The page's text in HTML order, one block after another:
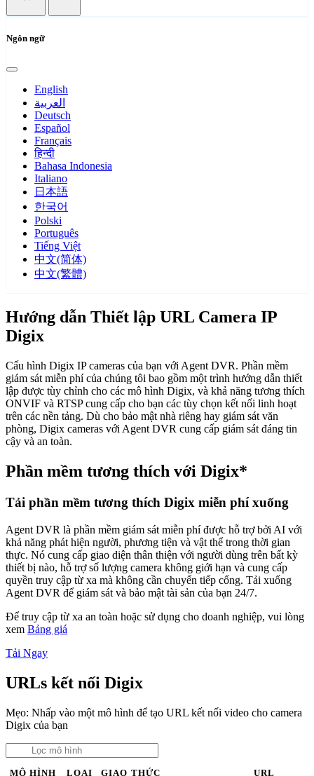
Ngôn ngữ
English
العربية
Deutsch
Español
Français
हिन्दी
Bahasa Indonesia
Italiano
日本語
한국어
Polski
Português
Tiếng Việt
中文(简体)
中文(繁體)
Hướng dẫn Thiết lập URL Camera IP
Digix
Cấu hình Digix IP cameras của bạn với Agent DVR. Phần mềm
giám sát miễn phí của chúng tôi bao gồm một trình hướng dẫn thiết
lập được tùy chỉnh cho các mô hình Digix, và khả năng tương thích
ONVIF và RTSP cung cấp cho bạn các tùy chọn kết nối linh hoạt
trên các nền tảng. Dù cho bảo mật nhà riêng hay giám sát văn
phòng, Digix cameras với Agent DVR cung cấp giám sát đáng tin
cậy và an toàn.
Phần mềm tương thích với Digix*
Tải phần mềm tương thích Digix miễn phí xuống
Agent DVR là phần mềm giám sát miễn phí được hỗ trợ bởi AI với
khả năng phát hiện người, phương tiện và vật thể trong thời gian
thực. Nó cung cấp giao diện thân thiện với người dùng trên bất kỳ
thiết bị nào, hỗ trợ số lượng camera không giới hạn và cung cấp
quyền truy cập từ xa mà không cần chuyển tiếp cổng. Tải xuống
Agent DVR để giám sát và bảo mật tài sản của bạn 24/7.
Để truy cập từ xa an toàn hoặc sử dụng cho doanh nghiệp, vui lòng
xem Bảng giá
Tải Ngay
URLs kết nối Digix
Mẹo: Nhấp vào một mô hình để tạo URL kết nối video cho camera
Digix của bạn
MÔ HÌNH LOẠI GIAO THỨC URL